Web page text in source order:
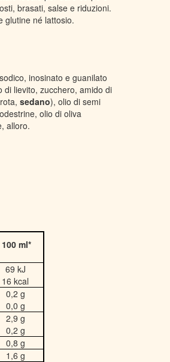
brasati, salse e riduzioni.
glutine né lattosio.
inosinato e guanilato
lievito, zucchero, amido di
sedano), olio di semi
olio di oliva
alloro.
100 ml*
69 kJ
16 kcal
0,2 g
0,0 g
2,9 g
0,2 g
0,8 g
1,6 g